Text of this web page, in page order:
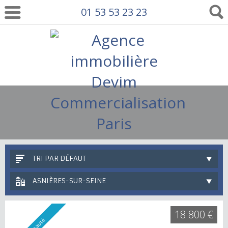
01 53 53 23 23
TRI PAR DÉFAUT
ASNIÈRES-SUR-SEINE
18 800 €